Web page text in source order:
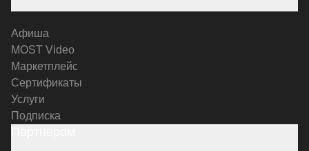
Афиша
MOST Video
Маркетплейс
Сертификаты
Услуги
Подписка